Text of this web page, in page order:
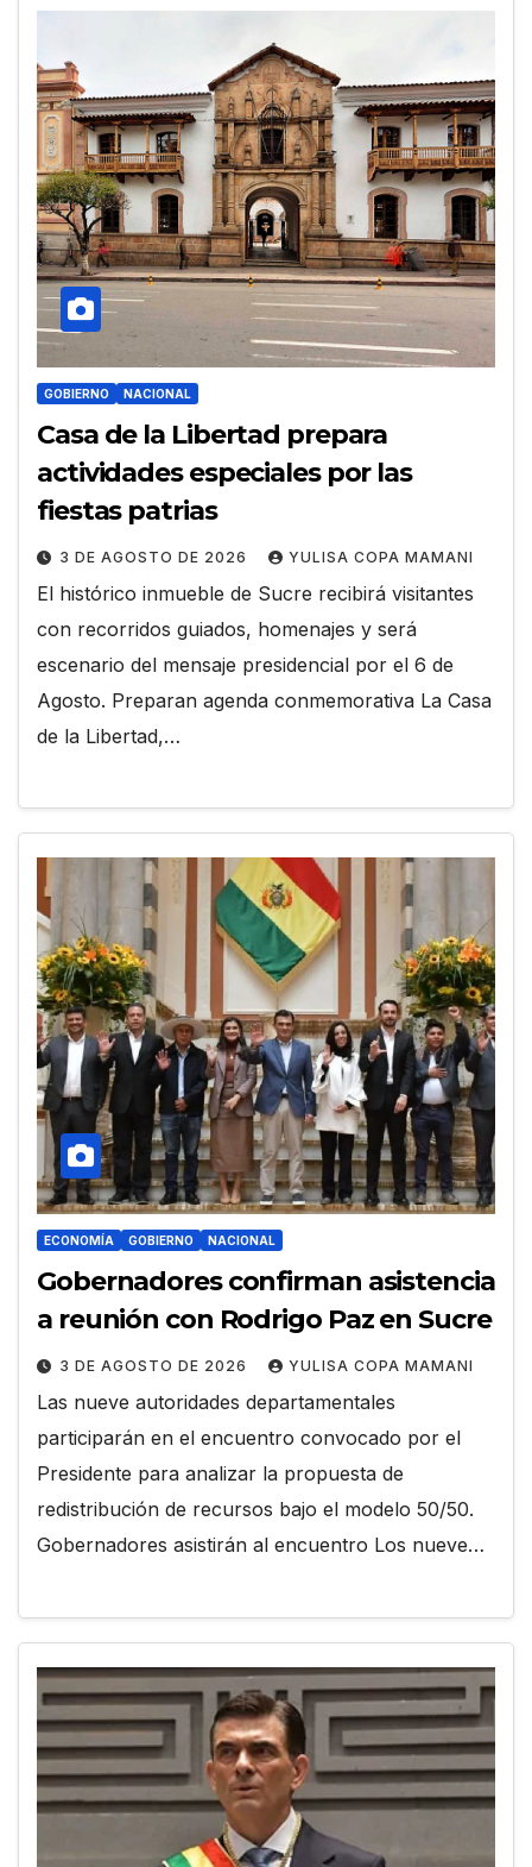
GOBIERNO NACIONAL
Casa de la Libertad prepara
actividades especiales por las
fiestas patrias
3 DE AGOSTO DE 2026 YULISA COPA MAMANI
El histórico inmueble de Sucre recibirá visitantes
con recorridos guiados, homenajes y será
escenario del mensaje presidencial por el 6 de
Agosto. Preparan agenda conmemorativa La Casa
de la Libertad,…
ECONOMÍA GOBIERNO NACIONAL
Gobernadores confirman asistencia
a reunión con Rodrigo Paz en Sucre
3 DE AGOSTO DE 2026 YULISA COPA MAMANI
Las nueve autoridades departamentales
participarán en el encuentro convocado por el
Presidente para analizar la propuesta de
redistribución de recursos bajo el modelo 50/50.
Gobernadores asistirán al encuentro Los nueve…